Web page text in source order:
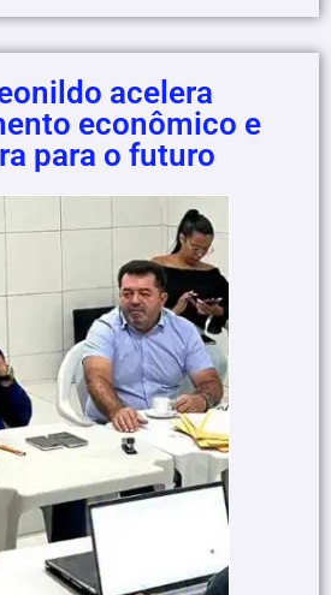
acelera
econômico e
para o futuro